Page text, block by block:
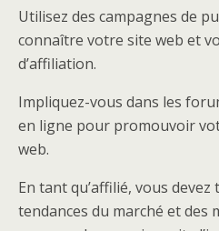
Utilisez des campagnes de
connaître votre site web et
d’affiliation.
Impliquez-vous dans les
en ligne pour promouvoir
web.
En tant qu’affilié, vous
tendances du marché et des